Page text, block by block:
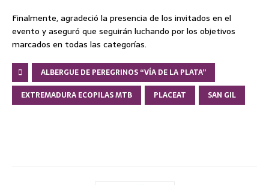
Finalmente, agradeció la presencia de los invitados en el
evento y aseguró que seguirán luchando por los objetivos
marcados en todas las categorías.
ALBERGUE DE PEREGRINOS “VÍA DE LA PLATA”
EXTREMADURA ECOPILAS MTB
PLACEAT SAN GIL